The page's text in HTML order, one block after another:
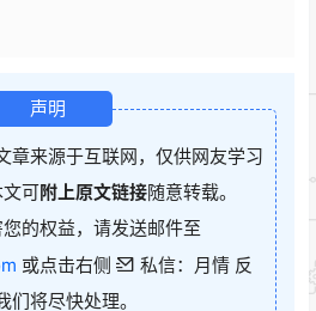
声明
章来源于互联网，仅供网友学习
可附上原文链接随意转载。
的权益，请发送邮件至
或点击右侧
私信：月情 反
们将尽快处理。